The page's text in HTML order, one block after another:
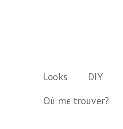
Looks DIY
Où me trouver?